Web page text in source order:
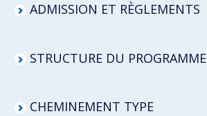
ADMISSION ET RÈGLEMENTS
STRUCTURE DU PROGRAMME
CHEMINEMENT TYPE